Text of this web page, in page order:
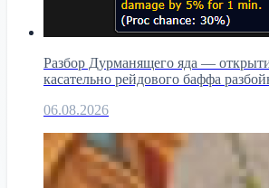
Разбор Дурманящего яда —
касательно рейдового баффа
06.08.2026